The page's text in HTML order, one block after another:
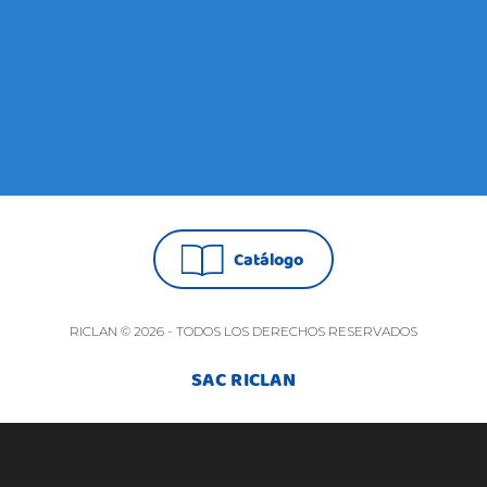
Catálogo
RICLAN © 2026 - TODOS LOS DERECHOS RESERVADOS
SAC RICLAN